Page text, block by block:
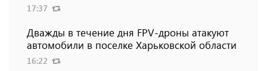
17:37
Дважды в течение дня FPV-дроны атакуют
автомобили в поселке Харьковской области
16:22